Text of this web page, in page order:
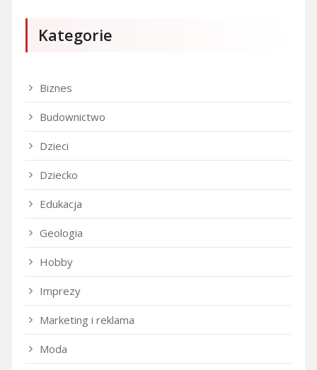
Kategorie
Biznes
Budownictwo
Dzieci
Dziecko
Edukacja
Geologia
Hobby
Imprezy
Marketing i reklama
Moda